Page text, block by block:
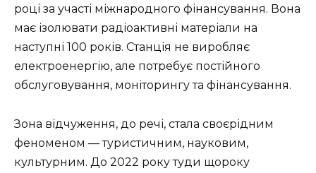
році за участі міжнародного фінансування. Вона
має ізолювати радіоактивні матеріали на
наступні 100 років. Станція не виробляє
електроенергію, але потребує постійного
обслуговування, моніторингу та фінансування.
Зона відчуження, до речі, стала своєрідним
феноменом — туристичним, науковим,
культурним. До 2022 року туди щороку